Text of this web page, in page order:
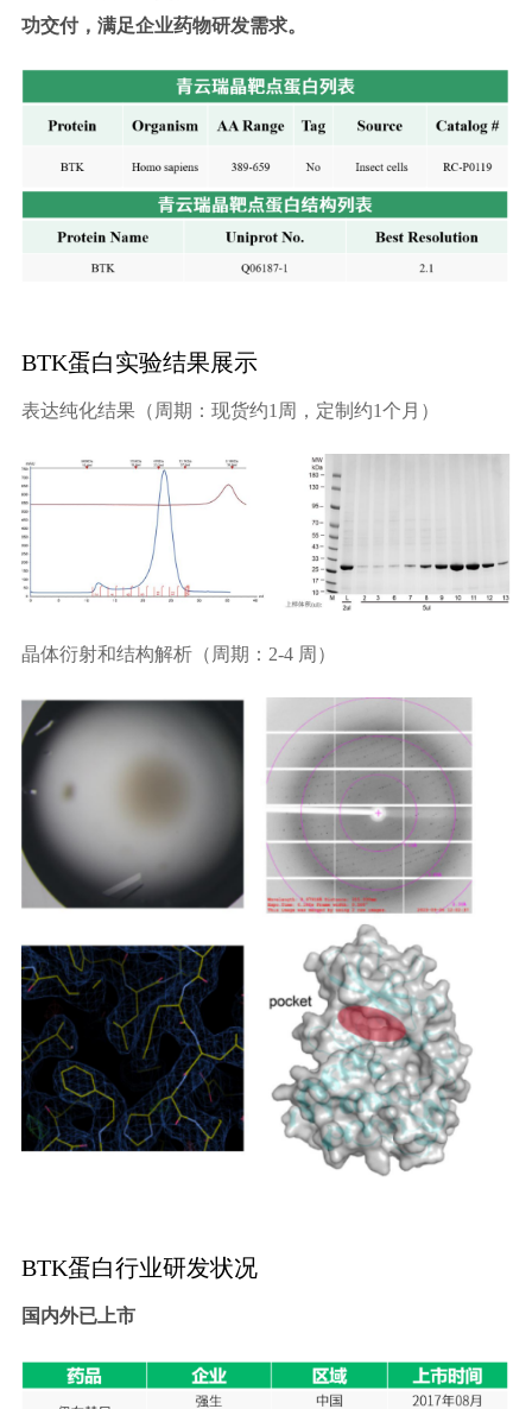
功交付，满足企业药物研发需求。
BTK蛋白实验结果展示
表达纯化结果（周期：现货约1周，定制约1个月）
晶体衍射和结构解析（周期：2-4 周）
BTK蛋白行业研发状况
国内外已上市